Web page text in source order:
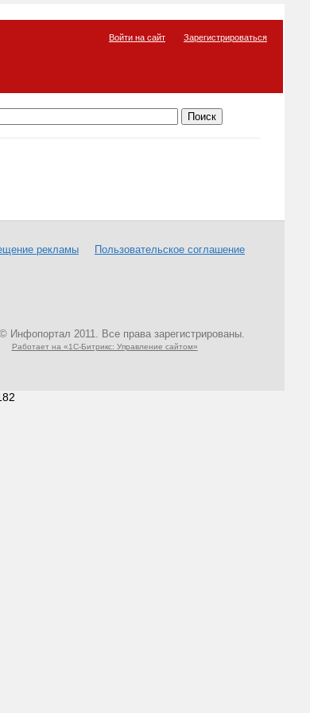
Войти на сайт Зарегистрироваться
рекламы Пользовательское соглашение
© Инфопортал 2011. Все права зарегистрированы.
Работает на «1С-Битрикс: Управление сайтом»